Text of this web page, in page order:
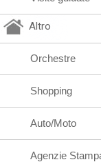
Altro
Orchestre
Shopping
Auto/Moto
Agenzie